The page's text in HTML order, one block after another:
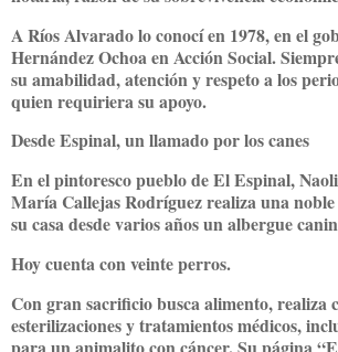
A Ríos Alvarado lo conocí en 1978, en el
Hernández Ochoa en Acción Social.
su amabilidad, atención y respeto a los
quien requiriera su apoyo.
Desde Espinal, un llamado por los canes
En el pintoresco pueblo de El Espinal,
María Callejas Rodríguez realiza una
su casa desde varios años un albergue
Hoy cuenta con veinte perros.
Con gran sacrificio busca alimento, realiza
esterilizaciones y tratamientos médicos,
para un animalito con cáncer. Su página